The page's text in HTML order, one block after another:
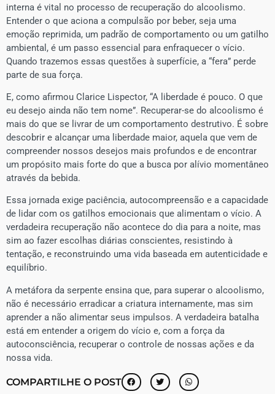
interna é vital no processo de recuperação do alcoolismo.
Entender o que aciona a compulsão por beber, seja uma
emoção reprimida, um padrão de comportamento ou um gatilho
ambiental, é um passo essencial para enfraquecer o vício.
Quando trazemos essas questões à superfície, a “fera” perde
parte de sua força.
E, como afirmou Clarice Lispector, “A liberdade é pouco. O que
eu desejo ainda não tem nome”. Recuperar-se do alcoolismo é
mais do que se livrar de um comportamento destrutivo. É sobre
descobrir e alcançar uma liberdade maior, aquela que vem de
compreender nossos desejos mais profundos e de encontrar
um propósito mais forte do que a busca por alívio momentâneo
através da bebida.
Essa jornada exige paciência, autocompreensão e a capacidade
de lidar com os gatilhos emocionais que alimentam o vício. A
verdadeira recuperação não acontece do dia para a noite, mas
sim ao fazer escolhas diárias conscientes, resistindo à
tentação, e reconstruindo uma vida baseada em autenticidade e
equilíbrio.
A metáfora da serpente ensina que, para superar o alcoolismo,
não é necessário erradicar a criatura internamente, mas sim
aprender a não alimentar seus impulsos. A verdadeira batalha
está em entender a origem do vício e, com a força da
autoconsciência, recuperar o controle de nossas ações e da
nossa vida.
COMPARTILHE O POST